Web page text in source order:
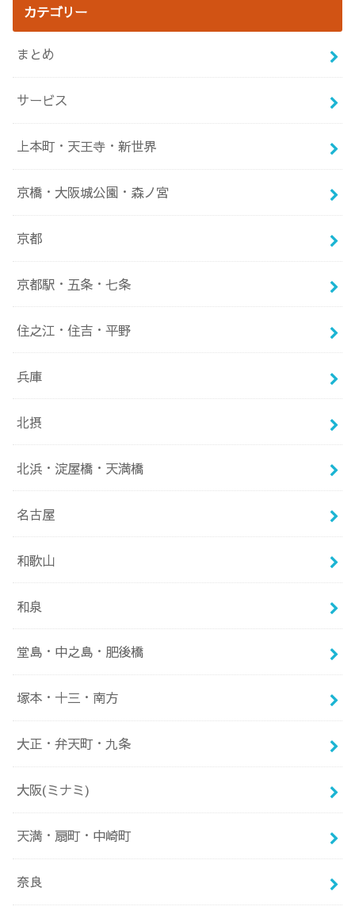
カテゴリー
まとめ
サービス
上本町・天王寺・新世界
京橋・大阪城公園・森ノ宮
京都
京都駅・五条・七条
住之江・住吉・平野
兵庫
北摂
北浜・淀屋橋・天満橋
名古屋
和歌山
和泉
堂島・中之島・肥後橋
塚本・十三・南方
大正・弁天町・九条
大阪(ミナミ)
天満・扇町・中崎町
奈良